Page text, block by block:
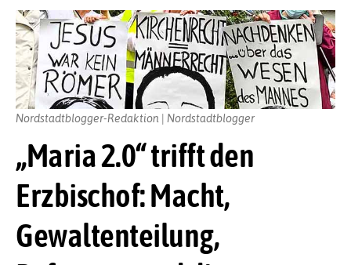
„Maria 2.0“ trifft den
Erzbischof: Macht,
Gewaltenteilung,
Nordstadtblogger-Redaktion | Nordstadtblogger